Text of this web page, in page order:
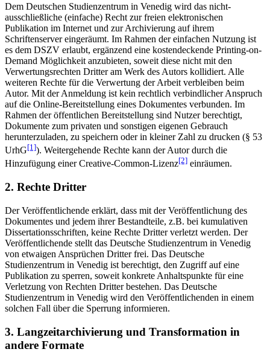
Dem Deutschen Studienzentrum in Venedig wird das nicht-
ausschließliche (einfache) Recht zur freien elektronischen
Publikation im Internet und zur Archivierung auf ihrem
Schriftenserver eingeräumt. Im Rahmen der einfachen Nutzung ist
es dem DSZV erlaubt, ergänzend eine kostendeckende Printing-on-
Demand Möglichkeit anzubieten, soweit diese nicht mit den
Verwertungsrechten Dritter am Werk des Autors kollidiert. Alle
weiteren Rechte für die Verwertung der Arbeit verbleiben beim
Autor. Mit der Anmeldung ist kein rechtlich verbindlicher Anspruch
auf die Online-Bereitstellung eines Dokumentes verbunden. Im
Rahmen der öffentlichen Bereitstellung sind Nutzer berechtigt,
Dokumente zum privaten und sonstigen eigenen Gebrauch
herunterzuladen, zu speichern oder in kleiner Zahl zu drucken (§ 53
UrhG[1]). Weitergehende Rechte kann der Autor durch die
Hinzufügung einer Creative-Common-Lizenz[2] einräumen.
2. Rechte Dritter
Der Veröffentlichende erklärt, dass mit der Veröffentlichung des
Dokumentes und jedem ihrer Bestandteile, z.B. bei kumulativen
Dissertationsschriften, keine Rechte Dritter verletzt werden. Der
Veröffentlichende stellt das Deutsche Studienzentrum in Venedig
von etwaigen Ansprüchen Dritter frei. Das Deutsche
Studienzentrum in Venedig ist berechtigt, den Zugriff auf eine
Publikation zu sperren, soweit konkrete Anhaltspunkte für eine
Verletzung von Rechten Dritter bestehen. Das Deutsche
Studienzentrum in Venedig wird den Veröffentlichenden in einem
solchen Fall über die Sperrung informieren.
3. Langzeitarchivierung und Transformation in
andere Formate